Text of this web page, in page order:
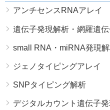
アンチセンスRNAアレイ
遺伝子発現解析・網羅遺
small RNA・miRNA発現
ジェノタイピングアレイ
SNPタイピング解析
デジタルカウント遺伝子